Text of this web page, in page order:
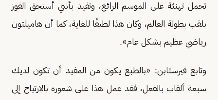
تحمل تهنئة على الموسم الرائع، وتفيد بأنني أستحق الفوز
بلقب بطولة العالم، وكان هذا لطيفًا للغاية، كما أن هاميلتون
رياضي عظيم بشكل عام».
وتابع فيرستابن: «بالطبع يكون من المفيد أن تكون لديك
سبعة ألقاب بالفعل، فقد عمل هذا على شعوره بالارتياح إلى